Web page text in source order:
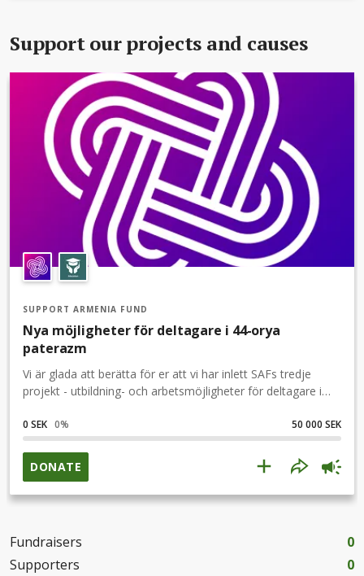
Support our projects and causes
SUPPORT ARMENIA FUND
Nya möjligheter för deltagare i 44-orya
paterazm
Vi är glada att berätta för er att vi har inlett SAFs tredje
projekt - utbildning- och arbetsmöjligheter för deltagare i
management- och marknadsföringskurser för våra hjältar
eller deras familjemedlemmar i Armenien med syftet att
familjen.Utbildningen utförs i samarbete med Business
Development Group och pågår i 2-4 månader beroende på
mer vi samlar in desto fler personer kan finansieras.Vårt mål
var att kunna finansiera minst fem personer vilket vi har
0 SEK 0% 50 000 SEK
DONATE
Fundraisers
0
Supporters
0